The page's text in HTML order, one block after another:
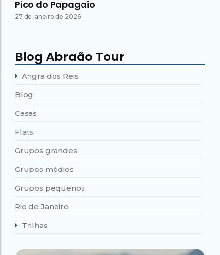
Pico do Papagaio
27 de janeiro de 2026
Blog Abraão Tour
Angra dos Reis
Blog
Casas
Flats
Grupos grandes
Grupos médios
Grupos pequenos
Rio de Janeiro
Trilhas